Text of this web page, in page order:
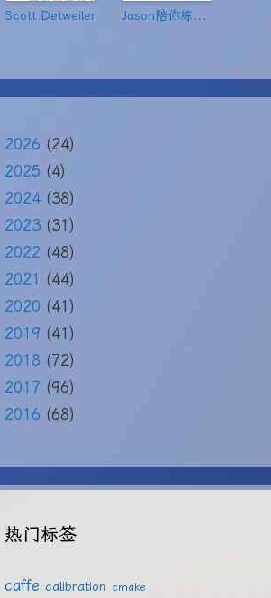
Scott Detweiler Jason陪你练绝技
2026 (24)
2025 (4)
2024 (38)
2023 (31)
2022 (48)
2021 (44)
2020 (41)
2019 (41)
2018 (72)
2017 (96)
2016 (68)
热门标签
caffe calibration cmake